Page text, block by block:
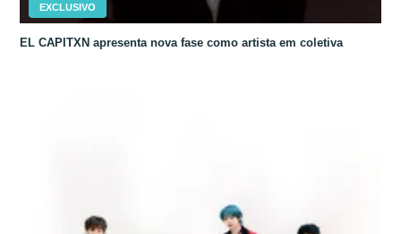
EXCLUSIVO
EL CAPITXN apresenta nova fase como artista em coletiva